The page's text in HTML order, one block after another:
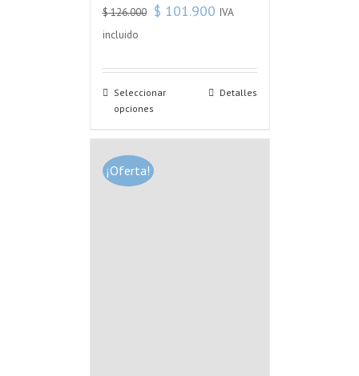
$126.000 $ 101.900 IVA
incluido
Seleccionar
opciones
Detalles
¡Oferta!